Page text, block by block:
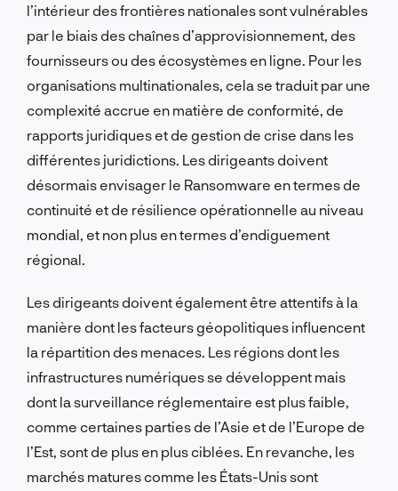
l’intérieur des frontières nationales sont vulnérables
par le biais des chaînes d’approvisionnement, des
fournisseurs ou des écosystèmes en ligne. Pour les
organisations multinationales, cela se traduit par une
complexité accrue en matière de conformité, de
rapports juridiques et de gestion de crise dans les
différentes juridictions. Les dirigeants doivent
désormais envisager le Ransomware en termes de
continuité et de résilience opérationnelle au niveau
mondial, et non plus en termes d’endiguement
régional.
Les dirigeants doivent également être attentifs à la
manière dont les facteurs géopolitiques influencent
la répartition des menaces. Les régions dont les
infrastructures numériques se développent mais
dont la surveillance réglementaire est plus faible,
comme certaines parties de l’Asie et de l’Europe de
l’Est, sont de plus en plus ciblées. En revanche, les
marchés matures comme les États-Unis sont